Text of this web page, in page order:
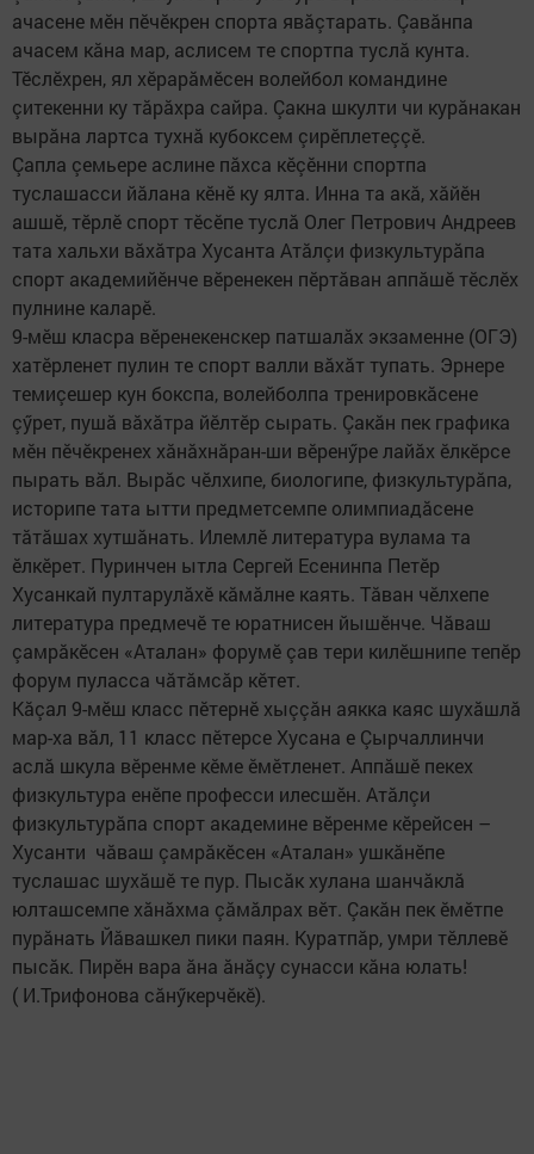
ачасене мӗн пӗчӗкрен спорта явăçтарать. Çавăнпа
ачасем кăна мар, аслисем те спортпа туслă кунта.
Тӗслӗхрен, ял хӗрарăмӗсен волейбол командине
çитекенни ку тăрăхра сайра. Çакна шкулти чи курăнакан
вырăна лартса тухнă кубоксем çирӗплетеççӗ.
Çапла çемьере аслине пăхса кӗçӗнни спортпа
туслашасси йăлана кӗнӗ ку ялта. Инна та акă, хăйӗн
ашшӗ, тӗрлӗ спорт тӗсӗпе туслă Олег Петрович Андреев
тата хальхи вăхăтра Хусанта Атăлçи физкультурăпа
спорт академийӗнче вӗренекен пӗртăван аппăшӗ тӗслӗх
пулнине каларӗ.
9-мӗш класра вӗренекенскер патшалăх экзаменне (ОГЭ)
хатӗрленет пулин те спорт валли вăхăт тупать. Эрнере
темиçешер кун бокспа, волейболпа тренировкăсене
çӳрет, пушă вăхăтра йӗлтӗр сырать. Çакăн пек графика
мӗн пӗчӗкренех хăнăхнăран-ши вӗренӳре лайăх ӗлкӗрсе
пырать вăл. Вырăс чӗлхипе, биологипе, физкультурăпа,
историпе тата ытти предметсемпе олимпиадăсене
тăтăшах хутшăнать. Илемлӗ литература вулама та
ӗлкӗрет. Пуринчен ытла Сергей Есенинпа Петӗр
Хусанкай пултарулăхӗ кăмăлне каять. Тăван чӗлхепе
литература предмечӗ те юратнисен йышӗнче. Чăваш
çамрăкӗсен «Аталан» форумӗ çав тери килӗшнипе тепӗр
форум пуласса чăтăмсăр кӗтет.
Кăçал 9-мӗш класс пӗтернӗ хыççăн аякка каяс шухăшлă
мар-ха вăл, 11 класс пӗтерсе Хусана е Çырчаллинчи
аслă шкула вӗренме кӗме ӗмӗтленет. Аппăшӗ пекех
физкультура енӗпе професси илесшӗн. Атăлçи
физкультурăпа спорт академине вӗренме кӗрейсен –
Хусанти чăваш çамрăкӗсен «Аталан» ушкăнӗпе
туслашас шухăшӗ те пур. Пысăк хулана шанчăклă
юлташсемпе хăнăхма çăмăлрах вӗт. Çакăн пек ӗмӗтпе
пурăнать Йăвашкел пики паян. Куратпăр, умри тӗллевӗ
пысăк. Пирӗн вара ăна ăнăçу сунасси кăна юлать!
( И.Трифонова сăнӳкерчӗкӗ).